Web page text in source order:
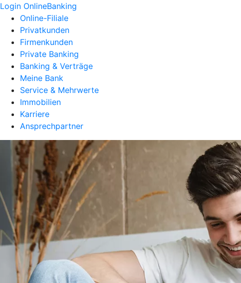
Login OnlineBanking
Online-Filiale
Privatkunden
Firmenkunden
Private Banking
Banking & Verträge
Meine Bank
Service & Mehrwerte
Immobilien
Karriere
Ansprechpartner